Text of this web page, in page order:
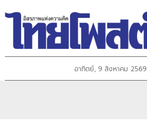
อาทิตย์, 9 สิงหาคม 2569